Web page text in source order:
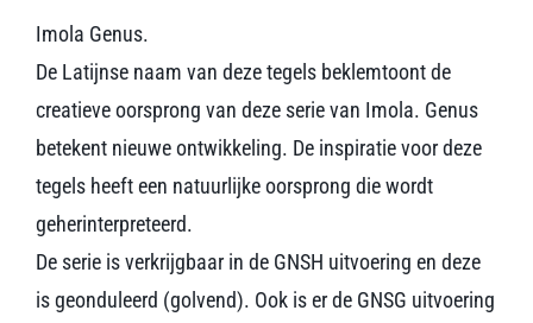
Imola Genus.
De Latijnse naam van deze tegels beklemtoont de
creatieve oorsprong van deze serie van Imola. Genus
betekent nieuwe ontwikkeling. De inspiratie voor deze
tegels heeft een natuurlijke oorsprong die wordt
geherinterpreteerd.
De serie is verkrijgbaar in de GNSH uitvoering en deze
is geonduleerd (golvend). Ook is er de GNSG uitvoering